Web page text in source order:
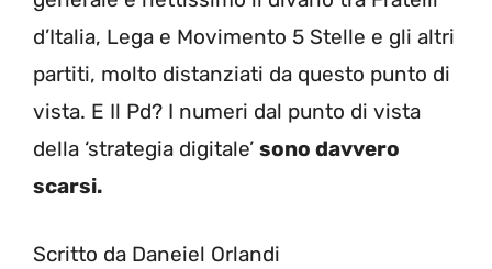
d’Italia, Lega e Movimento 5 Stelle e gli altri
partiti, molto distanziati da questo punto di
vista. E Il Pd? I numeri dal punto di vista
della ‘strategia digitale’ sono davvero
scarsi.
Scritto da Daneiel Orlandi